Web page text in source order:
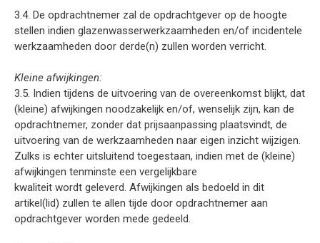
3.4. De opdrachtnemer zal de opdrachtgever op de hoogte
stellen indien glazenwasserwerkzaamheden en/of incidentele
werkzaamheden door derde(n) zullen worden verricht.
Kleine afwijkingen:
3.5. Indien tijdens de uitvoering van de overeenkomst blijkt, dat
(kleine) afwijkingen noodzakelijk en/of, wenselijk zijn, kan de
opdrachtnemer, zonder dat prijsaanpassing plaatsvindt, de
uitvoering van de werkzaamheden naar eigen inzicht wijzigen.
Zulks is echter uitsluitend toegestaan, indien met de (kleine)
afwijkingen tenminste een vergelijkbare
kwaliteit wordt geleverd. Afwijkingen als bedoeld in dit
artikel(lid) zullen te allen tijde door opdrachtnemer aan
opdrachtgever worden mede gedeeld.